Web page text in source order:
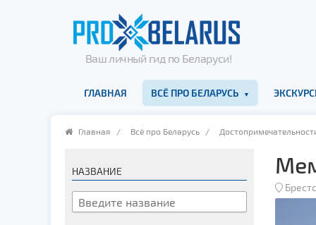
Ваш личный гид по Беларуси!
ГЛАВНАЯ ВСЁ ПРО БЕЛАРУСЬ
Главная / Всё про Беларусь /
НАЗВАНИЕ